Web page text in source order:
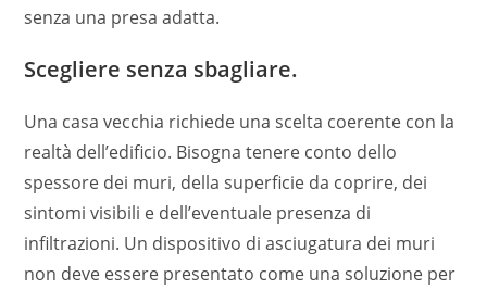
senza una presa adatta.
Scegliere senza sbagliare.
Una casa vecchia richiede una scelta coerente con la
realtà dell’edificio. Bisogna tenere conto dello
spessore dei muri, della superficie da coprire, dei
sintomi visibili e dell’eventuale presenza di
infiltrazioni. Un dispositivo di asciugatura dei muri
non deve essere presentato come una soluzione per